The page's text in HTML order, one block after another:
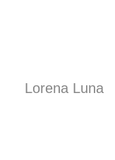
Lorena Luna